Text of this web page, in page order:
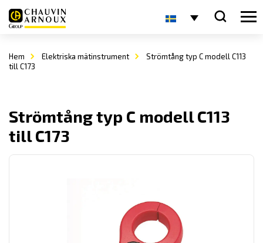
Hem Elektriska mätinstrument
Strömtång typ C modell C113
till C173
Strömtång typ C modell C113
till C173